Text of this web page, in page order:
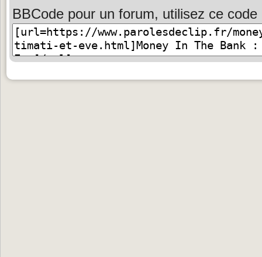
BBCode pour un forum, utilisez ce code